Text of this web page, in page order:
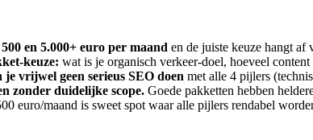
en 5.000+ euro per maand en de juiste keuze hangt af
keuze: wat is je organisch verkeer-doel, hoeveel
vrijwel geen serieus SEO doen met alle 4 pijlers
zonder duidelijke scope. Goede pakketten hebben
euro/maand is sweet spot waar alle pijlers rendabel